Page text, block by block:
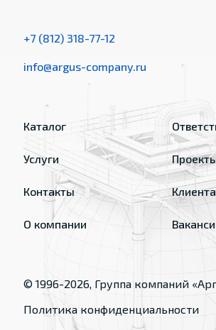
+7 (812) 318-77-12
info@argus-company.ru
Каталог
Услуги
Контакты
О компании
© 1996-2026, Группа компаний
Политика конфиденциальности